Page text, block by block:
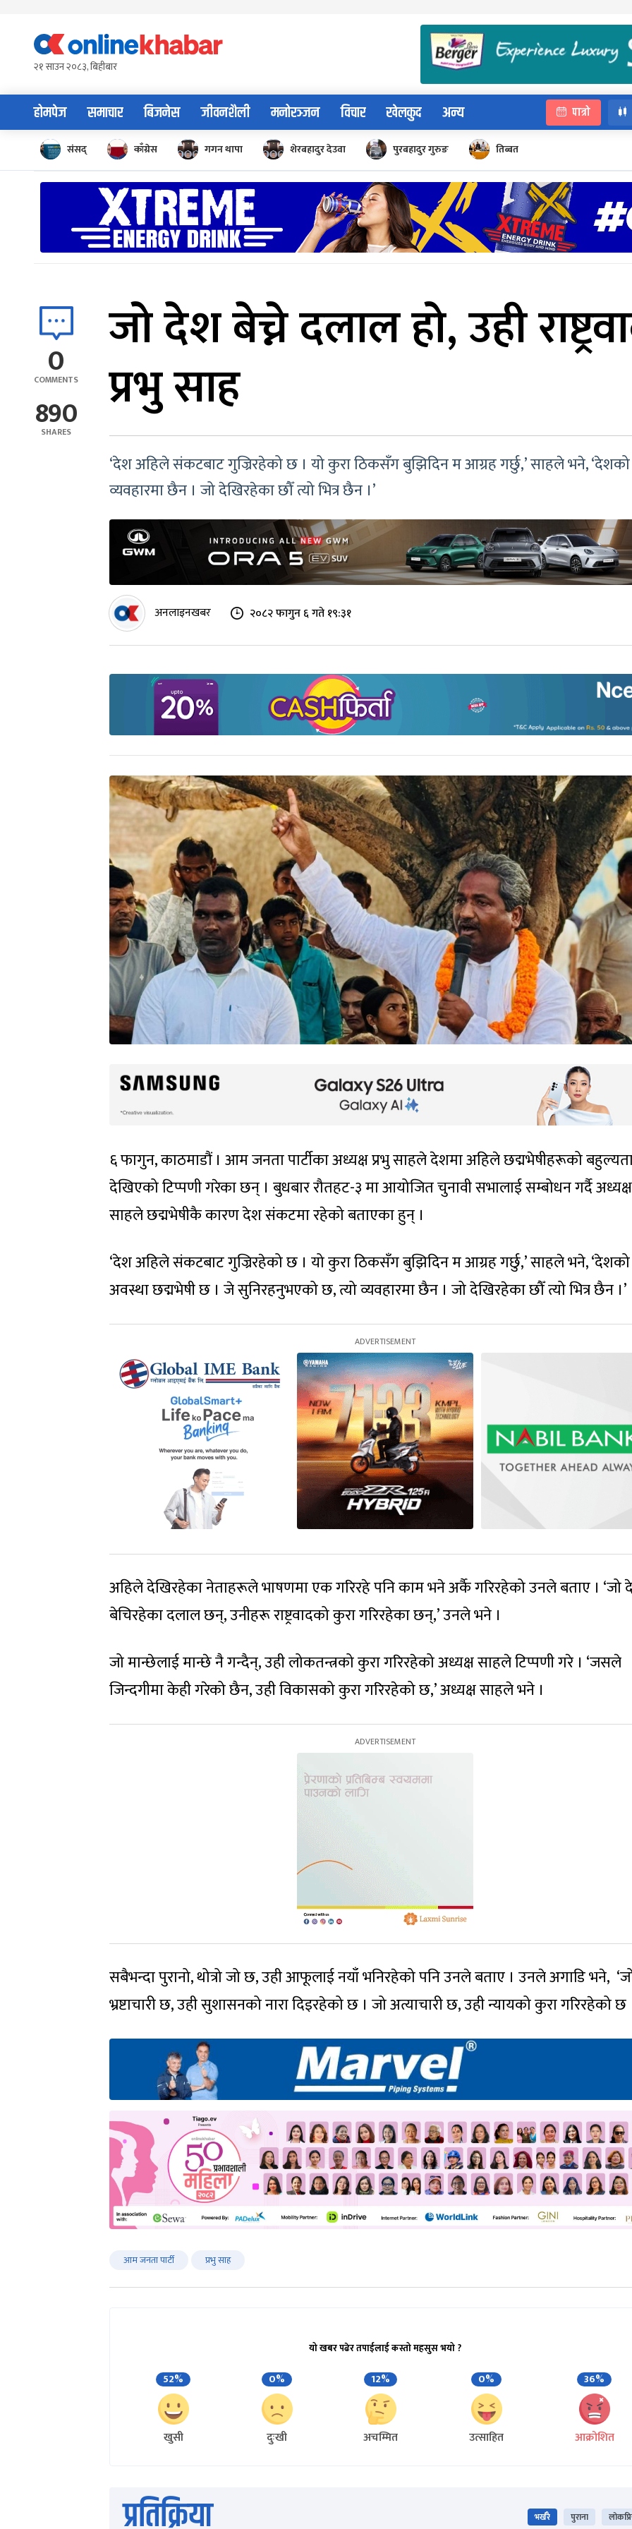
content२१ साउन २०८३, बिहीबार
होमपेज समाचार बिजनेस जीवनशैली मनोरञ्जन विचार खेलकुद अन्य पात्रो
संसद् काँग्रेस गगन थापा शेरबहादुर देउवा पुरबहादुर गुरुङ तिब्बत
0
COMMENTS
890
SHARES
जो देश बेच्ने दलाल हो, उही
प्रभु साह
‘देश अहिले संकटबाट गुज्रिरहेको छ । यो कुरा ठिकसँग बुझिदिन म आग्रह गर्छु,’ साहले भने,
व्यवहारमा छैन । जो देखिरहेका छौँ त्यो भित्र छैन ।’
अनलाइनखबर २०८२ फागुन ६ गते १९:३१
६ फागुन, काठमाडौं । आम जनता पार्टीका अध्यक्ष प्रभु साहले देशमा अहिले छद्मभेषीहरूको
देखिएको टिप्पणी गरेका छन् । बुधबार रौतहट-३ मा आयोजित चुनावी सभालाई सम्बोधन गर्दै अध्यक्ष
साहले छद्मभेषीकै कारण देश संकटमा रहेको बताएका हुन् ।
‘देश अहिले संकटबाट गुज्रिरहेको छ । यो कुरा ठिकसँग बुझिदिन म आग्रह गर्छु,’ साहले भने, ‘देशको
अवस्था छद्मभेषी छ । जे सुनिरहनुभएको छ, त्यो व्यवहारमा छैन । जो देखिरहेका छौँ त्यो भित्र छैन ।’
अहिले देखिरहेका नेताहरूले भाषणमा एक गरिरहे पनि काम भने अर्कै गरिरहेको उनले बताए । ‘जो
बेचिरहेका दलाल छन्, उनीहरू राष्ट्रवादको कुरा गरिरहेका छन्,’ उनले भने ।
जो मान्छेलाई मान्छे नै गन्दैन्, उही लोकतन्त्रको कुरा गरिरहेको अध्यक्ष साहले टिप्पणी गरे । ‘जसले
जिन्दगीमा केही गरेको छैन, उही विकासको कुरा गरिरहेको छ,’ अध्यक्ष साहले भने ।
सबैभन्दा पुरानो, थोत्रो जो छ, उही आफूलाई नयाँ भनिरहेको पनि उनले बताए । उनले अगाडि भने,
भ्रष्टाचारी छ, उही सुशासनको नारा दिइरहेको छ । जो अत्याचारी छ, उही न्यायको कुरा गरिरहेको छ
आम जनता पार्टी प्रभु साह
यो खबर पढेर तपाईलाई कस्तो महसुस भयो ?
52%
खुसी
0%
दुःखी
12%
अचम्मित
0%
उत्साहित
36%
आक्रोशित
प्रतिक्रिया भर्खरै पुराना